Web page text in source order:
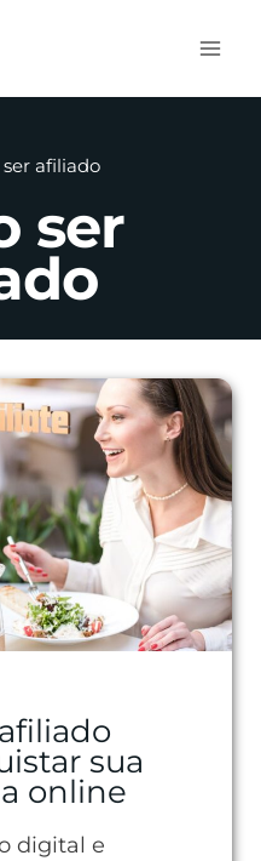
afiliado
ser
sua
online
digital e